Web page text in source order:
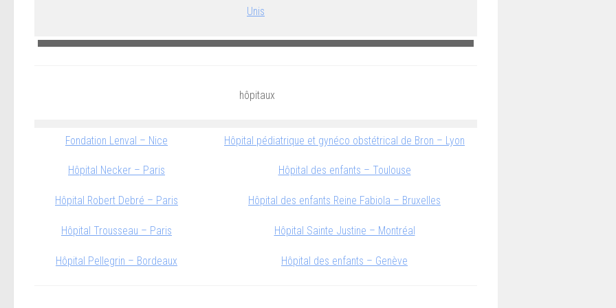
Unis
hôpitaux
Fondation Lenval – Nice
Hôpital Necker – Paris
Hôpital Robert Debré – Paris
Hôpital Trousseau – Paris
Hôpital Pellegrin – Bordeaux
Hôpital pédiatrique et gynéco obstétrical de Bron – Lyon
Hôpital des enfants – Toulouse
Hôpital des enfants Reine Fabiola – Bruxelles
Hôpital Sainte Justine – Montréal
Hôpital des enfants – Genève